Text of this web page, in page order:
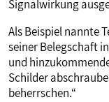
Signalwirkung
Als Beispiel nannte
seiner Belegschaft
und
Schilder
beherrschen.“